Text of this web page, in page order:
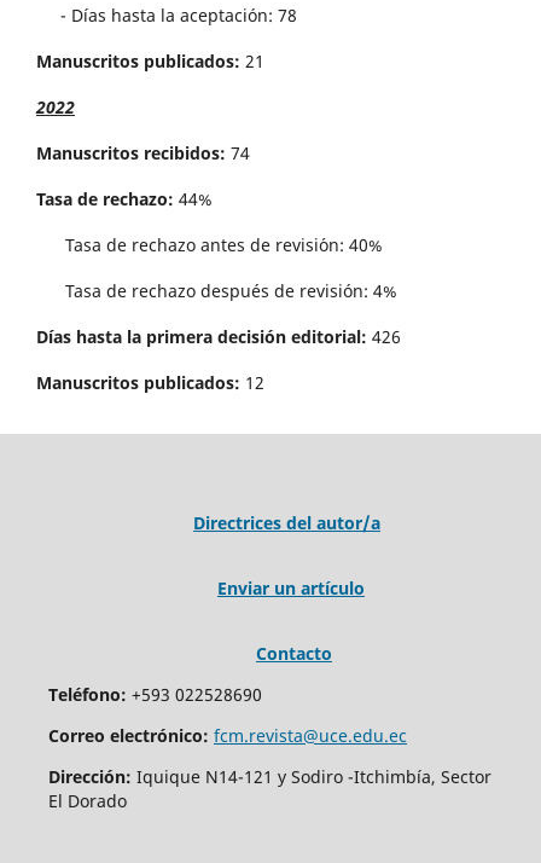
- Días hasta la aceptación: 78
Manuscritos publicados: 21
2022
Manuscritos recibidos: 74
Tasa de rechazo: 44%
Tasa de rechazo antes de revisi´on: 40%
Tasa de rechazo después de revisión: 4%
Días hasta la primera decisión editorial: 426
Manuscritos publicados: 12
Directrices del autor/a
Enviar un artículo
Contacto
Teléfono: +593 022528690
Correo electrónico: fcm.revista@uce.edu.ec
Dirección: Iquique N14-121 y Sodiro -Itchimbía, Sector
El Dorado